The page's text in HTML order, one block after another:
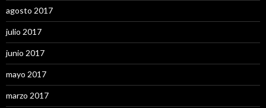
agosto 2017
julio 2017
junio 2017
mayo 2017
marzo 2017